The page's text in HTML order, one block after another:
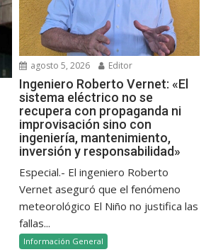
agosto 5, 2026 Editor
Ingeniero Roberto Vernet: «El
sistema eléctrico no se
recupera con propaganda ni
improvisación sino con
ingeniería, mantenimiento,
inversión y responsabilidad»
Especial.- El ingeniero Roberto
Vernet aseguró que el fenómeno
meteorológico El Niño no justifica las
fallas...
Información General